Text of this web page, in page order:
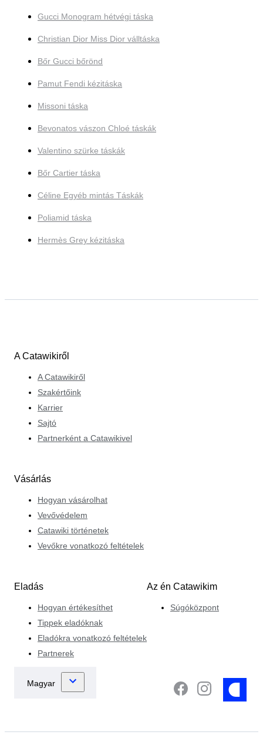
Gucci Monogram hétvégi táska
Christian Dior Miss Dior válltáska
Bőr Gucci bőrönd
Pamut Fendi kézitáska
Missoni táska
Bevonatos vászon Chloé táskák
Valentino szürke táskák
Bőr Cartier táska
Céline Egyéb mintás Táskák
Poliamid táska
Hermès Grey kézitáska
A Catawikiről
A Catawikiről
Szakértőink
Karrier
Sajtó
Partnerként a Catawikivel
Vásárlás
Hogyan vásárolhat
Vevővédelem
Catawiki történetek
Vevőkre vonatkozó feltételek
Eladás
Hogyan értékesíthet
Tippek eladóknak
Eladókra vonatkozó feltételek
Partnerek
Az én Catawikim
Súgóközpont